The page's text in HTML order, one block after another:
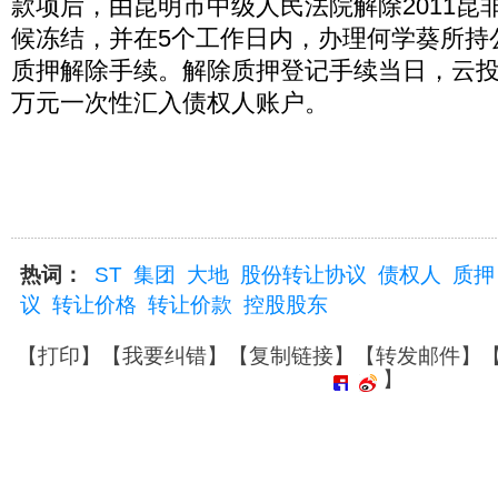
款项后，由昆明市中级人民法院解除2011昆
候冻结，并在5个工作日内，办理何学葵所
质押解除手续。解除质押登记手续当日，云
万元一次性汇入债权人账户。
热词： ST 集团 大地 股份转让协议 债权人
质押
议 转让价格 转让价款 控股股东
【打印】【我要纠错】【复制链接】【转发邮件】
】